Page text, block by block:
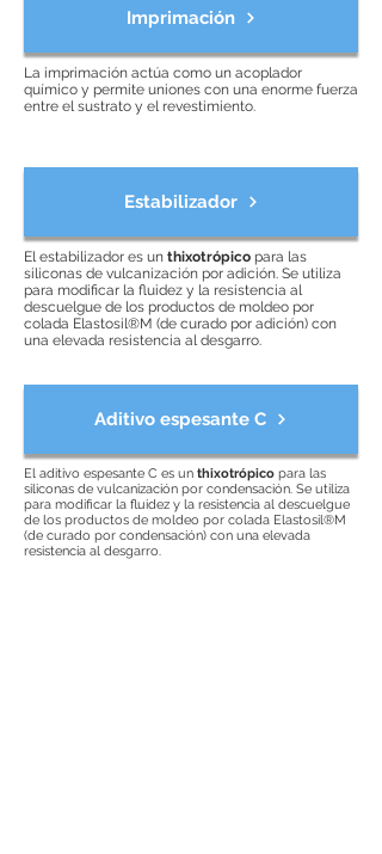
Imprimación
La imprimación actúa como un acoplador
químico y permite uniones con una enorme fuerza
entre el sustrato y el revestimiento.
Estabilizador
El estabilizador es un thixotrópico para las
siliconas de vulcanización por adición. Se utiliza
para modificar la fluidez y la resistencia al
descuelgue de los productos de moldeo por
colada Elastosil®M (de curado por adición) con
una elevada resistencia al desgarro.
Aditivo espesante C
El aditivo espesante C es un thixotrópico para las
siliconas de vulcanización por condensación. Se utiliza
para modificar la fluidez y la resistencia al descuelgue
de los productos de moldeo por colada Elastosil®M
(de curado por condensación) con una elevada
resistencia al desgarro.